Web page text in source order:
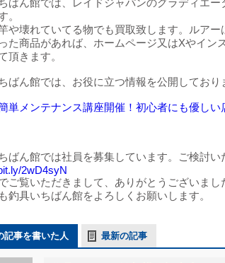
ばん館では、レイドジャパンのグラディエ
。
や壊れていてる物でも買取致します。ルアー
た商品があれば、ホームページ又はXやイ
頂きます。
ばん館では、お役に立つ情報を公開しており
単メンテナンス講座開催！初心者にも優し
ばん館では社員を募集しています。ご検討い
2wD4syN
ご覧いただきまして、ありがとうございまし
釣具いちばん館をよろしくお願いします。
記事を書いた人 最新の記事